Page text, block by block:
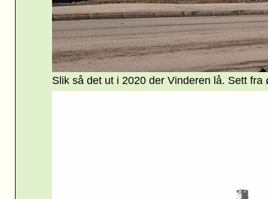
Slik så det ut i 2020 der Vinderen lå. Sett